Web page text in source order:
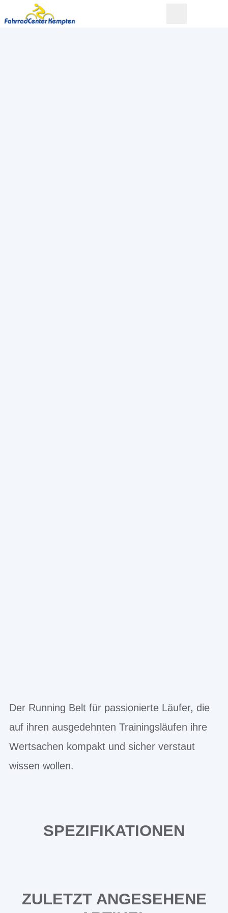
Der Running Belt für passionierte Läufer, die
auf ihren ausgedehnten Trainingsläufen ihre
Wertsachen kompakt und sicher verstaut
wissen wollen.
SPEZIFIKATIONEN
ZULETZT ANGESEHENE